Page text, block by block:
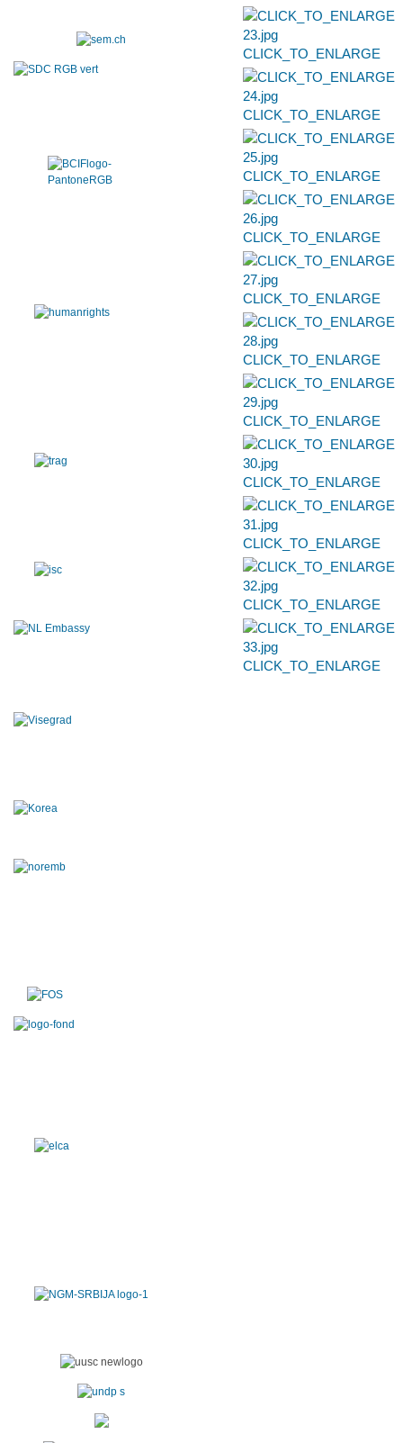
CLICK_TO_ENLARGE
CLICK_TO_ENLARGE
CLICK_TO_ENLARGE
CLICK_TO_ENLARGE
CLICK_TO_ENLARGE
CLICK_TO_ENLARGE
CLICK_TO_ENLARGE
CLICK_TO_ENLARGE
CLICK_TO_ENLARGE
CLICK_TO_ENLARGE
CLICK_TO_ENLARGE